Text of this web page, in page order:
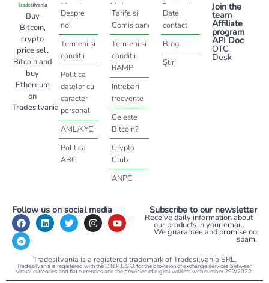
Buy
Bitcoin,
crypto
price sell
Bitcoin and
buy
Ethereum
on
Tradesilvania
About
Despre
noi
Termeni și
condiții
Politica
datelor cu
caracter
personal
AML/KYC
Politica
ABC
Help
Tarife si
Comisioane
Termeni si
conditii
RAMP
Intrebari
frecvente
Ce este
Bitcoin?
Crypto
Club
ANPC
Contact
Date
contact
Blog
Știri
Join the
team
Affiliate
program
API Doc
OTC
Desk
Follow us on social media Subscribe to our newsletter
Receive daily information about
our products in your email.
We guarantee and promise no
spam.
Tradesilvania is a registered trademark of Tradesilvania SRL.
Tradesilvania is registered with the O.N.P.C.S.B. for the provision of exchange services between
virtual currencies and fiat currencies and the provision of digital wallets with number 292/2022.